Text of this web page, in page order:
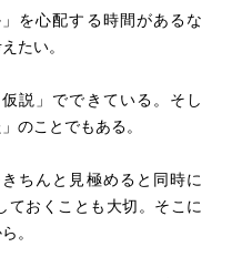
を心配する時間があるな
たい。
説」でできている。そし
のことでもある。
ちんと見極めると同時に
ておくことも大切。そこに
。